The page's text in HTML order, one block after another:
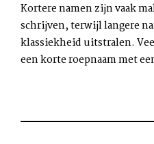
Kortere namen zijn vaak
schrijven, terwijl langere
klassiekheid uitstralen.
een korte roepnaam met